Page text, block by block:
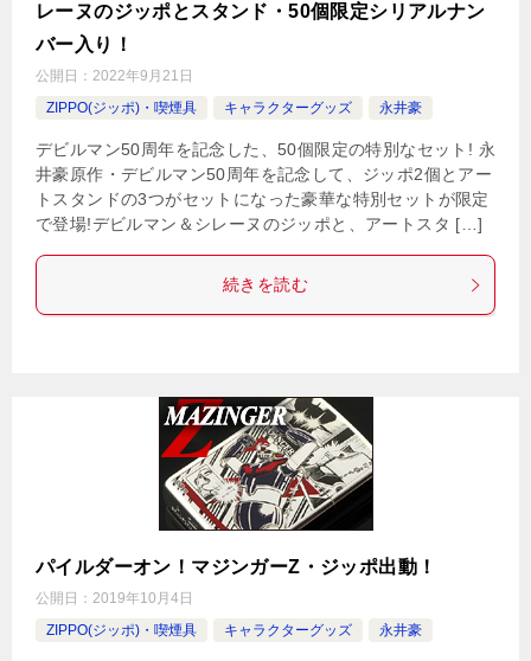
レーヌのジッポとスタンド・50個限定シリアルナン
バー入り！
公開日： 2022年9月21日
ZIPPO(ジッポ)・喫煙具
キャラクターグッズ 永井豪
デビルマン50周年を記念した、50個限定の特別なセット! 永
井豪原作・デビルマン50周年を記念して、ジッポ2個とアー
トスタンドの3つがセットになった豪華な特別セットが限定
で登場!デビルマン＆シレーヌのジッポと、アートスタ […]
続きを読む
パイルダーオン！マジンガーZ・ジッポ出動！
公開日： 2019年10月4日
ZIPPO(ジッポ)・喫煙具
キャラクターグッズ 永井豪